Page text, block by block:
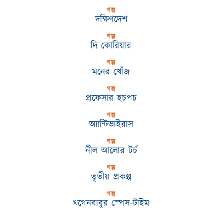
গল্প
দক্ষিণদেশ
গল্প
দি কোরিয়ার
গল্প
মনের খোঁজ
গল্প
প্রফেসার হচপচ
গল্প
অ্যান্টিভাইরাস
গল্প
নীল আলোর টর্চ
গল্প
তৃতীয় প্রকল্প
গল্প
খগেনবাবুর স্পেস-টাইম